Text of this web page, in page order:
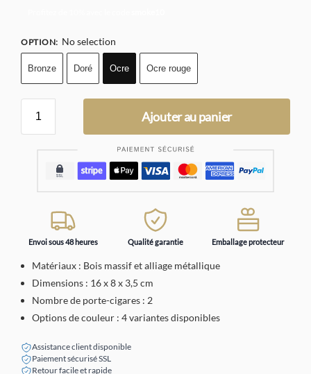
OPTION: No selection
Bronze Doré Ocre Ocre rouge
Ajouter au panier
Envoi sous 48 heures Qualité garantie Emballage protecteur
Matériaux : Bois massif et alliage métallique
Dimensions : 16 x 8 x 3,5 cm
Nombre de porte-cigares : 2
Options de couleur : 4 variantes disponibles
Assistance client disponible
Paiement sécurisé SSL
Retour facile et rapide